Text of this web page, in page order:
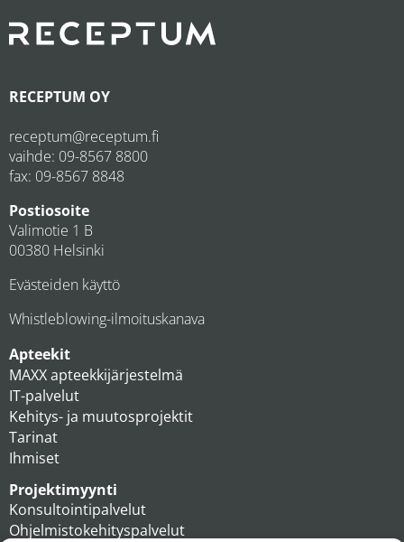
RECEPTUM OY
receptum@receptum.fi
vaihde: 09-8567 8800
fax: 09-8567 8848
Postiosoite
Valimotie 1 B
00380 Helsinki
Evästeiden käyttö
Whistleblowing-ilmoituskanava
Apteekit
MAXX apteekkijärjestelmä
IT-palvelut
Kehitys- ja muutosprojektit
Tarinat
Ihmiset
Projektimyynti
Konsultointipalvelut
Ohjelmistokehityspalvelut